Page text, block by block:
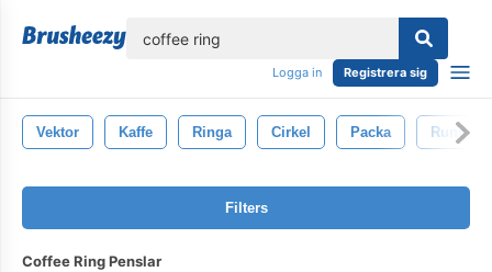
Logga in Registrera sig
Vektor Kaffe Ringa Cirkel Packa Runda
Filters
Coffee Ring Penslar